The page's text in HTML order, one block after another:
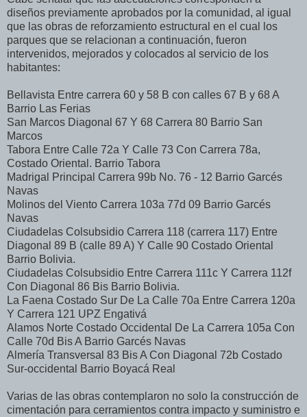
diseños previamente aprobados por la comunidad, al igual
que las obras de reforzamiento estructural en el cual los
parques que se relacionan a continuación, fueron
intervenidos, mejorados y colocados al servicio de los
habitantes:
Bellavista Entre carrera 60 y 58 B con calles 67 B y 68 A
Barrio Las Ferias
San Marcos Diagonal 67 Y 68 Carrera 80 Barrio San
Marcos
Tabora Entre Calle 72a Y Calle 73 Con Carrera 78a,
Costado Oriental. Barrio Tabora
Madrigal Principal Carrera 99b No. 76 - 12 Barrio Garcés
Navas
Molinos del Viento Carrera 103a 77d 09 Barrio Garcés
Navas
Ciudadelas Colsubsidio Carrera 118 (carrera 117) Entre
Diagonal 89 B (calle 89 A) Y Calle 90 Costado Oriental
Barrio Bolivia.
Ciudadelas Colsubsidio Entre Carrera 111c Y Carrera 112f
Con Diagonal 86 Bis Barrio Bolivia.
La Faena Costado Sur De La Calle 70a Entre Carrera 120a
Y Carrera 121 UPZ Engativá
Alamos Norte Costado Occidental De La Carrera 105a Con
Calle 70d Bis A Barrio Garcés Navas
Almería Transversal 83 Bis A Con Diagonal 72b Costado
Sur-occidental Barrio Boyacá Real
Varias de las obras contemplaron no solo la construcción de
cimentación para cerramientos contra impacto y suministro e